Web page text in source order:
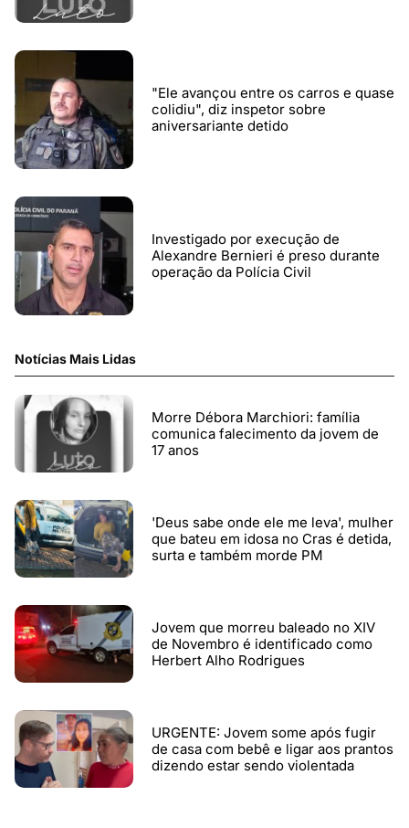
"Ele avançou entre os carros e quase
colidiu", diz inspetor sobre
aniversariante detido
Investigado por execução de
Alexandre Bernieri é preso durante
operação da Polícia Civil
Notícias Mais Lidas
Morre Débora Marchiori: família
comunica falecimento da jovem de
17 anos
'Deus sabe onde ele me leva', mulher
que bateu em idosa no Cras é detida,
surta e também morde PM
Jovem que morreu baleado no XIV
de Novembro é identificado como
Herbert Alho Rodrigues
URGENTE: Jovem some após fugir
de casa com bebê e ligar aos prantos
dizendo estar sendo violentada